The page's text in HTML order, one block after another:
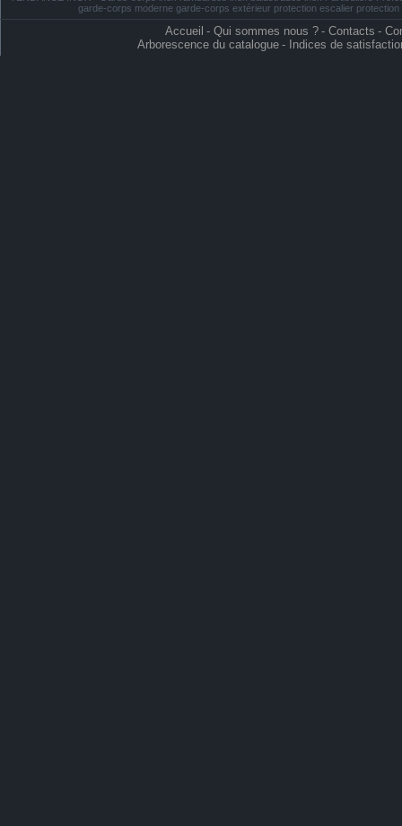
garde-corps moderne garde-corps extérieur protection escalier
Accueil - Qui sommes nous ? - Contacts -
Arborescence du catalogue - Indices de